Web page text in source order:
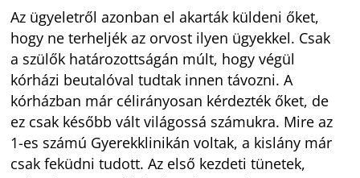
Az ügyeletről azonban el akarták küldeni őket,
hogy ne terheljék az orvost ilyen ügyekkel. Csak
a szülők határozottságán múlt, hogy végül
kórházi beutalóval tudtak innen távozni. A
kórházban már célirányosan kérdezték őket, de
ez csak később vált világossá számukra. Mire az
1-es számú Gyerekklinikán voltak, a kislány már
csak feküdni tudott. Az első kezdeti tünetek,